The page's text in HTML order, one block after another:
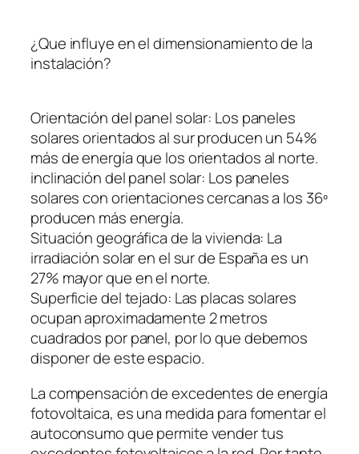
¿Que influye en el dimensionamiento de la
instalación?
Orientación del panel solar: Los paneles
solares orientados al sur producen un 54%
más de energía que los orientados al norte.
inclinación del panel solar: Los paneles
solares con orientaciones cercanas a los 36º
producen más energía.
Situación geográfica de la vivienda: La
irradiación solar en el sur de España es un
27% mayor que en el norte.
Superficie del tejado: Las placas solares
ocupan aproximadamente 2 metros
cuadrados por panel, por lo que debemos
disponer de este espacio.
La compensación de excedentes de energía
fotovoltaica, es una medida para fomentar el
autoconsumo que permite vender tus